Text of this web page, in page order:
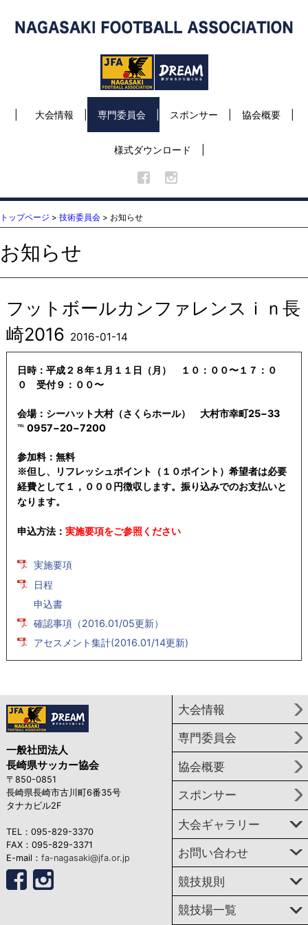
大会情報 専門委員会 スポンサー 協会概要
様式ダウンロード
トップページ > 技術委員会 > お知らせ
お知らせ
フットボールカンファレンスｉｎ長
崎2016 2016-01-14
日時：平成２８年１月１１日（月） １０：００〜１７：０
０ 受付９：００〜
会場：シーハット大村（さくらホール） 大村市幸町25−33
℡ 0957−20−7200
参加料：無料
※但し、リフレッシュポイント（１０ポイント）希望者は必要
経費として １，０００円徴収します。振り込みでのお支払いと
なります。
申込方法： 実施要項をご参照ください
実施要項
日程
申込書
確認事項（2016.01/05更新）
アセスメント集計(2016.01/14更新)
一般社団法人
長崎県サッカー協会
〒850-0851
長崎県長崎市古川町6番35号
タナカビル2F
TEL：095-829-3370
FAX：095-829-3371
E-mail： fa-nagasaki@jfa.or.jp
大会情報
専門委員会
協会概要
スポンサー
大会ギャラリー
お問い合わせ
競技規則
競技場一覧